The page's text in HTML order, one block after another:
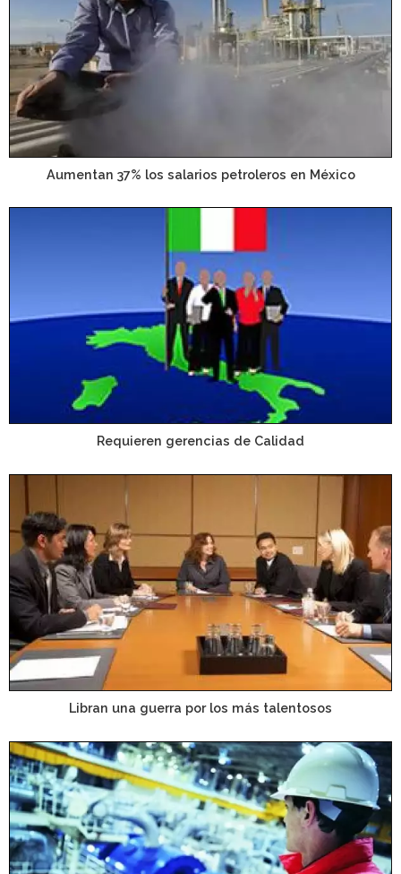
Aumentan 37% los salarios petroleros en México
Requieren gerencias de Calidad
Libran una guerra por los más talentosos